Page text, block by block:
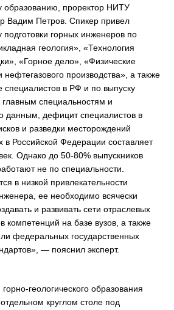
образованию, проректор НИТУ
Петров. Спикер привел
подготовки горных инженеров по
геология», «Технология
«Горное дело», «Физические
нефтегазового производства», а также
специалистов в РФ и по выпуску
специальностям и
данным, дефицит специалистов в
и разведки месторождений
в Российской Федерации составляет
Однако до 50-80% выпускников
не по специальности.
в низкой привлекательности
ее необходимо всячески
и развивать сети отраслевых
компетенций на базе вузов, а также
федеральных государственных
— пояснил эксперт.
геологического образования
круглом столе под